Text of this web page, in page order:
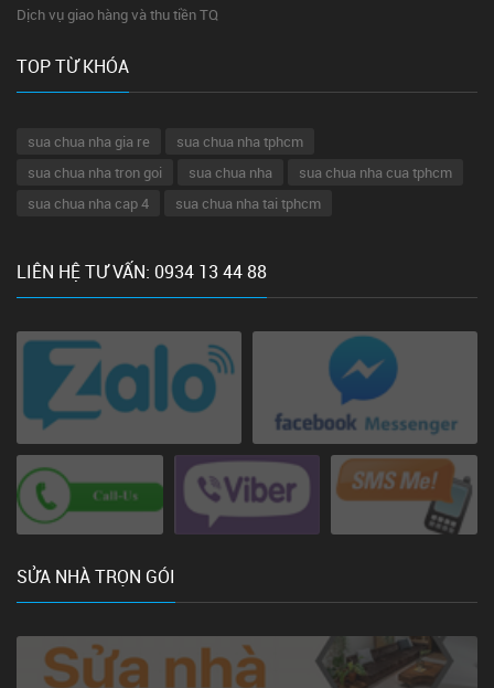
Dịch vụ giao hàng và thu tiền TQ
TOP TỪ KHÓA
sua chua nha gia re
sua chua nha tphcm
sua chua nha tron goi
sua chua nha
sua chua nha cua tphcm
sua chua nha cap 4
sua chua nha tai tphcm
LIÊN HỆ TƯ VẤN: 0934 13 44 88
SỬA NHÀ TRỌN GÓI